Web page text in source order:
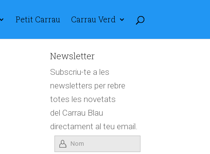
Petit Carrau Carrau Verd
Newsletter
Subscriu-te a les
newsletters per rebre
totes les novetats
del Carrau Blau
directament al teu email.